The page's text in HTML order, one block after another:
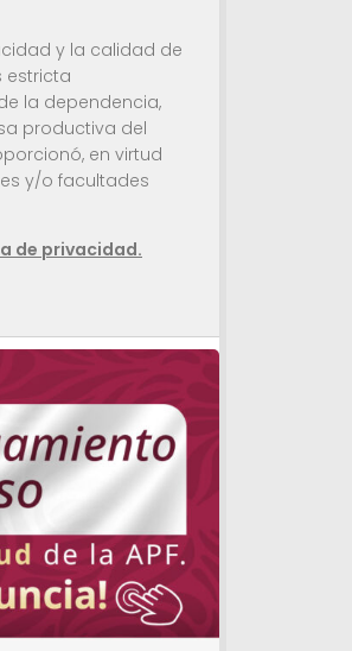
y la calidad de
estricta
la dependencia,
productiva del
en virtud
y/o facultades
de privacidad.